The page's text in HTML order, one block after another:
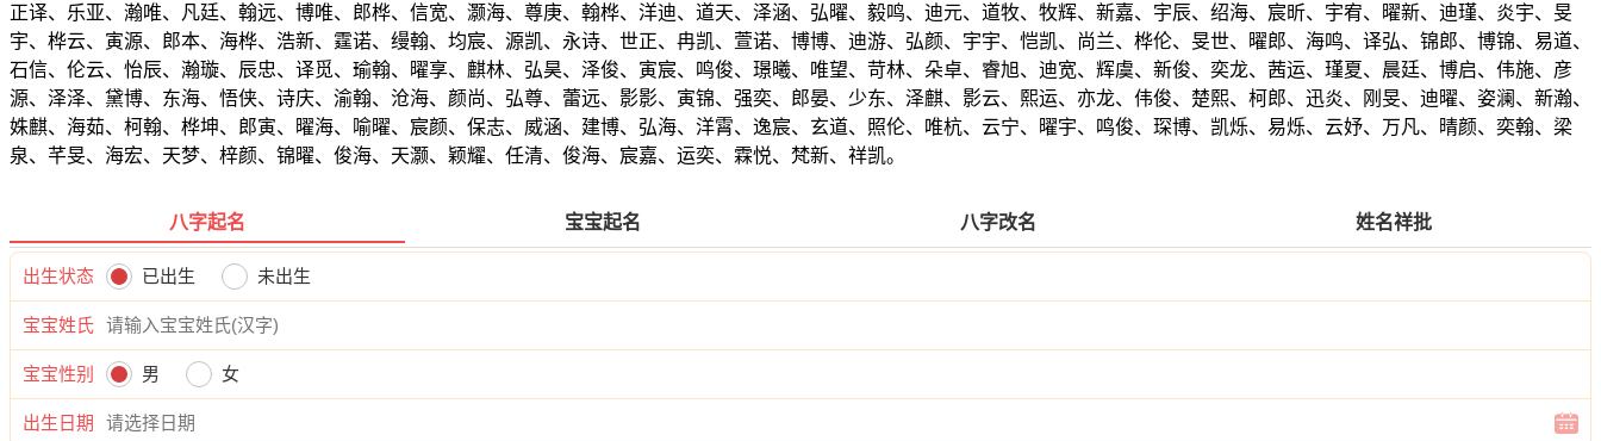
正译、乐亚、瀚唯、凡廷、翰远、博唯、郎桦、信宽、灏海、尊庚、翰桦、洋迪、道天、泽涵、弘曜、毅鸣、迪元、道牧、牧辉、新嘉、宇辰、绍海、宸昕、宇宥、曜新、迪瑾、炎宇、旻
宇、桦云、寅源、郎本、海桦、浩新、霆诺、缦翰、均宸、源凯、永诗、世正、冉凯、萱诺、博博、迪游、弘颜、宇宇、恺凯、尚兰、桦伦、旻世、曜郎、海鸣、译弘、锦郎、博锦、易道、
石信、伦云、怡辰、瀚璇、辰忠、译觅、瑜翰、曜享、麒林、弘昊、泽俊、寅宸、鸣俊、璟曦、唯望、苛林、朵卓、睿旭、迪宽、辉虞、新俊、奕龙、茜运、瑾夏、晨廷、博启、伟施、彦
源、泽泽、黛博、东海、悟侠、诗庆、渝翰、沧海、颜尚、弘尊、蕾远、影影、寅锦、强奕、郎晏、少东、泽麒、影云、熙运、亦龙、伟俊、楚熙、柯郎、迅炎、刚旻、迪曜、姿澜、新瀚、
姝麒、海茹、柯翰、桦坤、郎寅、曜海、喻曜、宸颜、保志、威涵、建博、弘海、洋霄、逸宸、玄道、照伦、唯杭、云宁、曜宇、鸣俊、琛博、凯烁、易烁、云妤、万凡、晴颜、奕翰、梁
泉、芊旻、海宏、天梦、梓颜、锦曜、俊海、天灏、颖耀、任清、俊海、宸嘉、运奕、霖悦、梵新、祥凯。
八字起名 宝宝起名 八字改名 姓名祥批
出生状态 已出生 未出生
宝宝姓氏
宝宝性别 男 女
出生日期